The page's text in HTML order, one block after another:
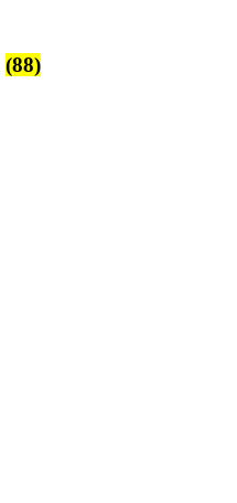
(88)